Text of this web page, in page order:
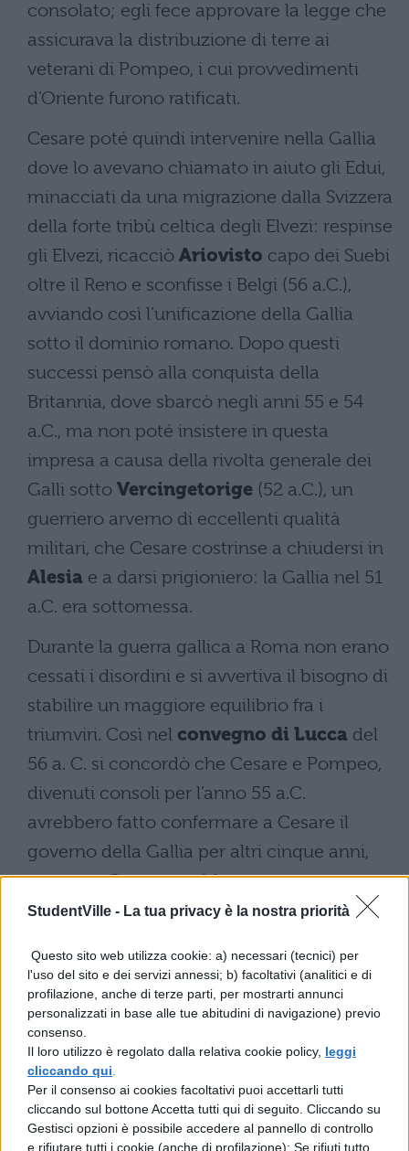
StudentVille - La tua privacy è la nostra priorità
Questo sito web utilizza cookie: a) necessari (tecnici) per
l'uso del sito e dei servizi annessi; b) facoltativi (analitici e di
profilazione, anche di terze parti, per mostrarti annunci
personalizzati in base alle tue abitudini di navigazione) previo
consenso.
Il loro utilizzo è regolato dalla relativa cookie policy, leggi
cliccando qui
Per il consenso ai cookies facoltativi puoi accettarli tutti
cliccando sul bottone Accetta tutti qui di seguito. Cliccando su
Gestisci opzioni è possibile accedere al pannello di controllo
e rifiutare tutti i cookie (anche di profilazione); Se rifiuti tutto,
consolato; egli fece approvare la legge che
assicurava la distribuzione di terre ai
veterani di Pompeo, i cui provvedimenti
d’Oriente furono ratificati.
Cesare poté quindi intervenire nella Gallia
dove lo avevano chiamato in aiuto gli Edui,
minacciati da una migrazione dalla Svizzera
della forte tribù celtica degli Elvezi: respinse
gli Elvezi, ricacciò Ariovisto capo dei Suebi
oltre il Reno e sconfisse i Belgi (56 a.C.),
avviando così l’unificazione della Gallia
sotto il dominio romano. Dopo questi
successi pensò alla conquista della
Britannia, dove sbarcò negli anni 55 e 54
a.C., ma non poté insistere in questa
impresa a causa della rivolta generale dei
Galli sotto Vercingetorige (52 a.C.), un
guerriero arverno di eccellenti qualità
militari, che Cesare costrinse a chiudersi in
Alesia e a darsi prigioniero: la Gallia nel 51
a.C. era sottomessa.
Durante la guerra gallica a Roma non erano
cessati i disordini e si avvertiva il bisogno di
stabilire un maggiore equilibrio fra i
triumviri. Così nel convegno di Lucca del
56 a. C. si concordò che Cesare e Pompeo,
divenuti consoli per l’anno 55 a.C.
avrebbero fatto confermare a Cesare il
governo della Gallia per altri cinque anni,
mentre a Crasso sarebbe stata assegnata
per un identico periodo la provincia di Siria
L’equilibrio fu rotto nel 53 a.C. per la morte
di Crasso nella guerra contro i Parti:
restavano di fronte Cesare e Pompeo.
Il conflitto tra i due avversari scoppiò
nell’anno 50 a.C.. Pompeo voleva
conseguire il primato a Roma con il